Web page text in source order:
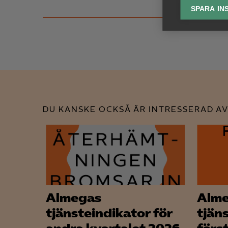

SPARA
DU KANSKE OCKSÅ ÄR INTRESSERAD
Almegas
tjänsteindikator för